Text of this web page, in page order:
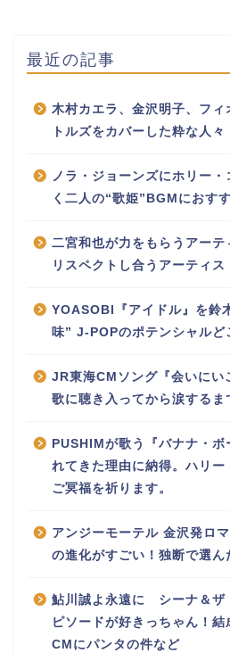
最近の記事
木村カエラ、金沢明子、フ
トルズをカバーした粋な人々
ノラ・ジョーンズにホリー
く二人の“歌姫”BGMにおす
二宮和也が力をもらうアー
リスペクトし合うアーティス
YOASOBI『アイドル』を鈴
味” J-POPのポテンシャルど
JR東海CMソング『会いにい
歌に聴き入ってから涙するま
PUSHIMが歌う『バナナ・
れてきた理由に納得。ハリ
ご冥福を祈ります。
アンジーモーテル 金沢発ロ
の進化がすごい！独断で選
鮎川誠よ永遠に シーナ＆ザ
ピソードが好きっちゃん！
CMにパンタの件など